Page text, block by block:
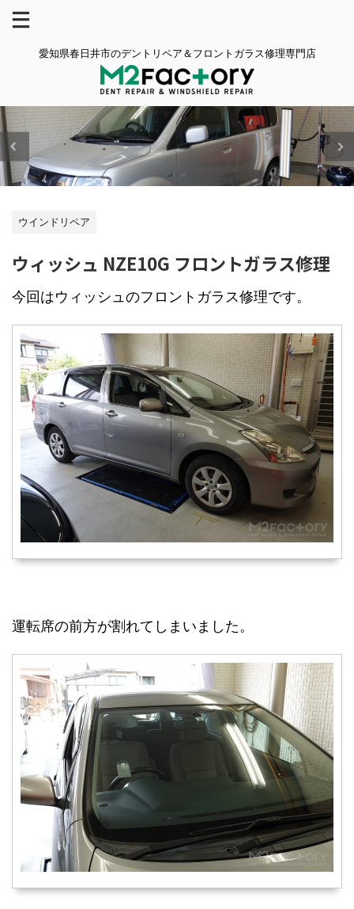
愛知県春日井市のデントリペア＆フロントガラス修理専門店
ウインドリペア
ウィッシュ NZE10G フロントガラス修理
今回はウィッシュのフロントガラス修理です。
運転席の前方が割れてしまいました。